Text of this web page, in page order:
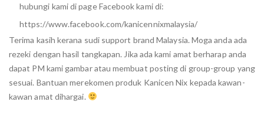
hubungi kami di page Facebook kami di:
https://www.facebook.com/kanicennixmalaysia/
Terima kasih kerana sudi support brand Malaysia. Moga anda ada
rezeki dengan hasil tangkapan. Jika ada kami amat berharap anda
dapat PM kami gambar atau membuat posting di group-group yang
sesuai. Bantuan merekomen produk Kanicen Nix kepada kawan-
kawan amat dihargai.